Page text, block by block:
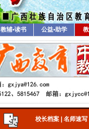
教辅•读书 公益•助学
校长档案 名师速写